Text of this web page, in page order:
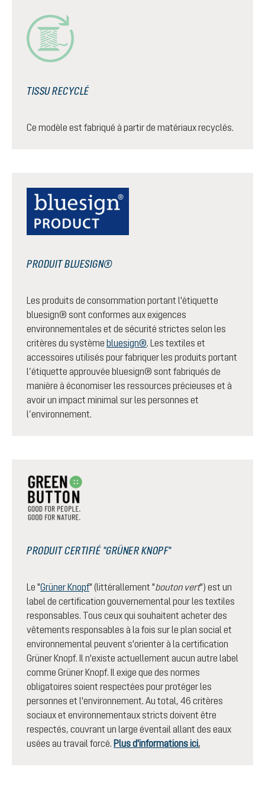
TISSU RECYCLÉ
Ce modèle est fabriqué à partir de matériaux recyclés.
PRODUIT BLUESIGN®
Les produits de consommation portant l'étiquette
bluesign® sont conformes aux exigences
environnementales et de sécurité strictes selon les
critères du système bluesign®. Les textiles et
accessoires utilisés pour fabriquer les produits portant
l’étiquette approuvée bluesign® sont fabriqués de
manière à économiser les ressources précieuses et à
avoir un impact minimal sur les personnes et
l’environnement.
PRODUIT CERTIFIÉ "GRÜNER KNOPF"
Le "Grüner Knopf" (littérallement "bouton vert") est un
label de certification gouvernemental pour les textiles
responsables. Tous ceux qui souhaitent acheter des
vêtements responsables à la fois sur le plan social et
environnemental peuvent s'orienter à la certification
Grüner Knopf. Il n'existe actuellement aucun autre label
comme Grüner Knopf. Il exige que des normes
obligatoires soient respectées pour protéger les
personnes et l'environnement. Au total, 46 critères
sociaux et environnementaux stricts doivent être
respectés, couvrant un large éventail allant des eaux
usées au travail forcé. Plus d'informations ici.